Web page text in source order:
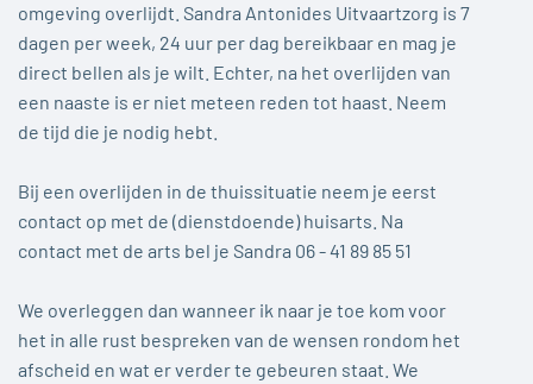
omgeving overlijdt. Sandra Antonides Uitvaartzorg is 7
dagen per week, 24 uur per dag bereikbaar en mag je
direct bellen als je wilt. Echter, na het overlijden van
een naaste is er niet meteen reden tot haast. Neem
de tijd die je nodig hebt.
Bij een overlijden in de thuissituatie neem je eerst
contact op met de (dienstdoende) huisarts. Na
contact met de arts bel je Sandra 06 - 41 89 85 51
We overleggen dan wanneer ik naar je toe kom voor
het in alle rust bespreken van de wensen rondom het
afscheid en wat er verder te gebeuren staat. We